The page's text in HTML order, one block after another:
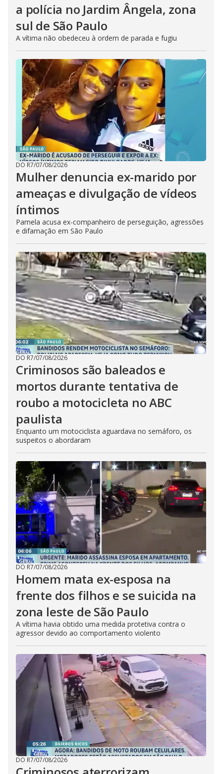
a polícia no Jardim Ângela, zona
sul de São Paulo
A vítima não obedeceu à ordem de parada e fugiu
DO R7/07/08/2026
Mulher denuncia ex-marido por
ameaças e divulgação de vídeos
íntimos
Pamela acusa ex-companheiro de perseguição, agressões
e difamação em São Paulo
DO R7/07/08/2026
Criminosos são baleados e
mortos durante tentativa de
roubo a motocicleta no ABC
paulista
Enquanto um motociclista aguardava no semáforo, os
suspeitos o abordaram
DO R7/07/08/2026
Homem mata ex-esposa na
frente dos filhos e se suicida na
zona leste de São Paulo
A vítima havia obtido uma medida protetiva contra o
agressor devido ao comportamento violento
DO R7/07/08/2026